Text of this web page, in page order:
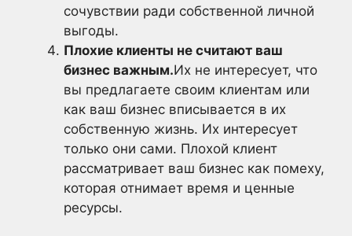
сочувствии ради собственной личной
выгоды.
Плохие клиенты не считают ваш
бизнес важным.Их не интересует, что
вы предлагаете своим клиентам или
как ваш бизнес вписывается в их
собственную жизнь. Их интересует
только они сами. Плохой клиент
рассматривает ваш бизнес как помеху,
которая отнимает время и ценные
ресурсы.